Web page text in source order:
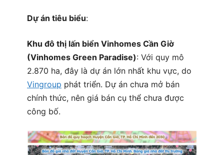
Dự án tiêu biểu:
Khu đô thị lấn biển Vinhomes Cần Giờ
(Vinhomes Green Paradise): Với quy mô
2.870 ha, đây là dự án lớn nhất khu vực, do
Vingroup phát triển. Dự án chưa mở bán
chính thức, nên giá bán cụ thể chưa được
công bố.